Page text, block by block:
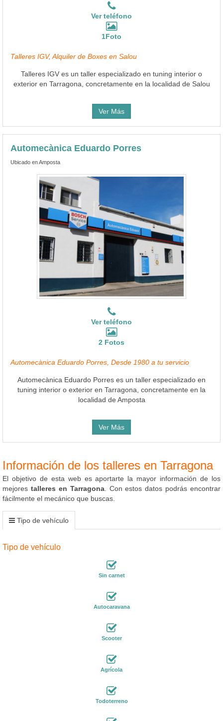
Ver teléfono
1Foto
Talleres IGV, Alquiler de Boxes en Salou
Talleres IGV es un taller especializado en tuning interior o
exterior en Tarragona, concretamente en la localidad de Salou
Ver Más
Automecànica Eduardo Porres
Ubicado en Amposta
Ver teléfono
2 Fotos
Automecànica Eduardo Porres, Desde 1980 a tu servicio
Automecànica Eduardo Porres es un taller especializado en
tuning interior o exterior en Tarragona, concretamente en la
localidad de Amposta
Ver Más
Información de los talleres en Tarragona
El objetivo de esta web es aportarte la mayor información de los
mejores talleres en Tarragona. Con estos datos podrás encontrar
fácilmente el mecánico que buscas.
Tipo de vehículo
Tipo de vehículo
Sin carnet
Autocaravana
Scooter
Agrícola
Todoterreno